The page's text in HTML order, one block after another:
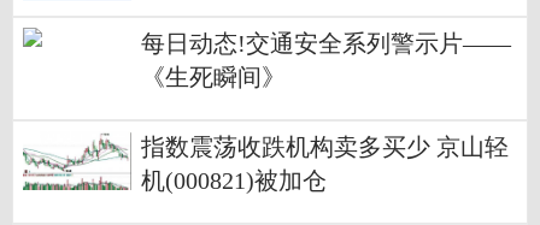
每日动态!交通安全系列警示片——
《生死瞬间》
指数震荡收跌机构卖多买少 京山轻
机(000821)被加仓